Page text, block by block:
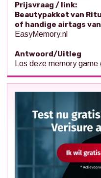
Prijsvraag / link:
Beautypakket van
of handige airtags
EasyMemory.nl
Antwoord/Uitleg
Los deze memory